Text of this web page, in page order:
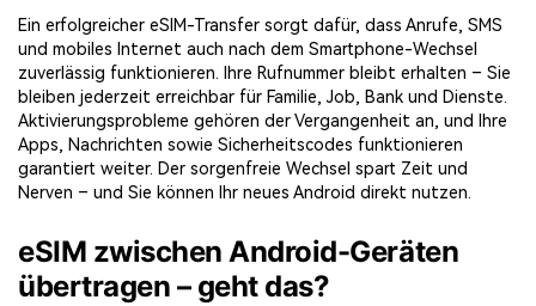
Ein erfolgreicher eSIM-Transfer sorgt dafür, dass Anrufe, SMS
und mobiles Internet auch nach dem Smartphone-Wechsel
zuverlässig funktionieren. Ihre Rufnummer bleibt erhalten – Sie
bleiben jederzeit erreichbar für Familie, Job, Bank und Dienste.
Aktivierungsprobleme gehören der Vergangenheit an, und Ihre
Apps, Nachrichten sowie Sicherheitscodes funktionieren
garantiert weiter. Der sorgenfreie Wechsel spart Zeit und
Nerven – und Sie können Ihr neues Android direkt nutzen.
eSIM zwischen Android-Geräten
übertragen – geht das?